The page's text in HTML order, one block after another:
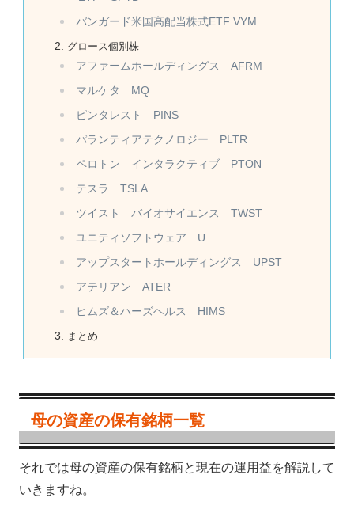
バンガード米国高配当株式ETF VYM
グロース個別株
アファームホールディングス AFRM
マルケタ MQ
ピンタレスト PINS
パランティアテクノロジー PLTR
ペロトン インタラクティブ PTON
テスラ TSLA
ツイスト バイオサイエンス TWST
ユニティソフトウェア U
アップスタートホールディングス UPST
アテリアン ATER
ヒムズ＆ハーズヘルス HIMS
まとめ
母の資産の保有銘柄一覧
それでは母の資産の保有銘柄と現在の運用益を解説して
いきますね。